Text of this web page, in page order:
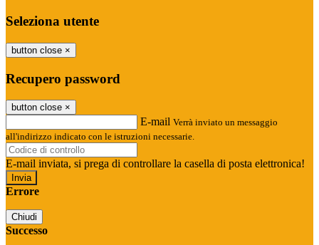
Seleziona utente
button close ×
Recupero password
button close ×
E-mail Verrà inviato un messaggio
all'indirizzo indicato con le istruzioni necessarie.
E-mail inviata, si prega di controllare la casella di posta elettronica!
Errore
Chiudi
Successo